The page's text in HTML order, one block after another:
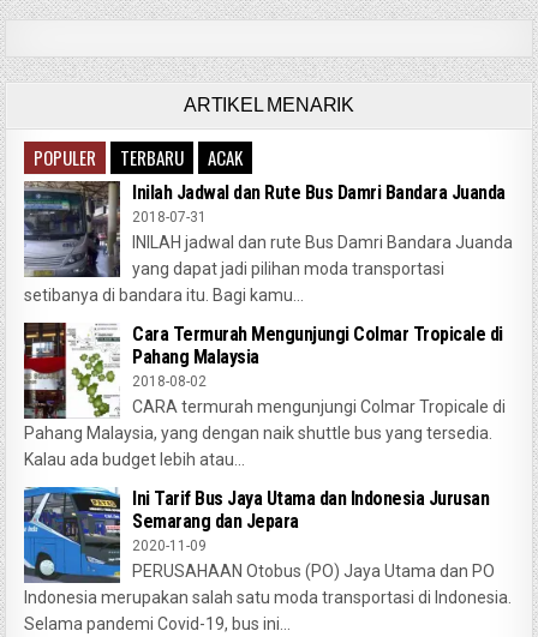
ARTIKEL MENARIK
POPULER TERBARU ACAK
Inilah Jadwal dan Rute Bus Damri Bandara Juanda
2018-07-31
INILAH jadwal dan rute Bus Damri Bandara Juanda
yang dapat jadi pilihan moda transportasi
setibanya di bandara itu. Bagi kamu...
Cara Termurah Mengunjungi Colmar Tropicale di
Pahang Malaysia
2018-08-02
CARA termurah mengunjungi Colmar Tropicale di
Pahang Malaysia, yang dengan naik shuttle bus yang tersedia.
Kalau ada budget lebih atau...
Ini Tarif Bus Jaya Utama dan Indonesia Jurusan
Semarang dan Jepara
2020-11-09
PERUSAHAAN Otobus (PO) Jaya Utama dan PO
Indonesia merupakan salah satu moda transportasi di Indonesia.
Selama pandemi Covid-19, bus ini...